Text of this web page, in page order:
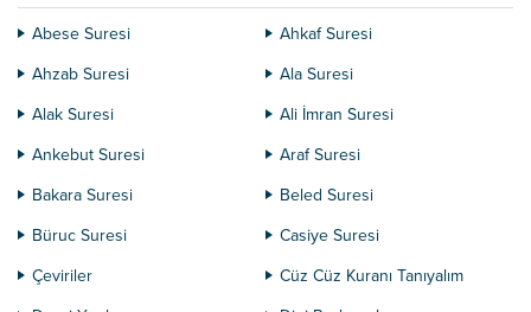
Abese Suresi
Ahkaf Suresi
Ahzab Suresi
Ala Suresi
Alak Suresi
Ali İmran Suresi
Ankebut Suresi
Araf Suresi
Bakara Suresi
Beled Suresi
Büruc Suresi
Casiye Suresi
Çeviriler
Cüz Cüz Kuranı Tanıyalım